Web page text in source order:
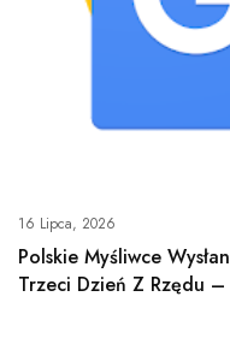
16 Lipca, 2026
Polskie Myśliwce
Trzeci Dzień Z Rzędu